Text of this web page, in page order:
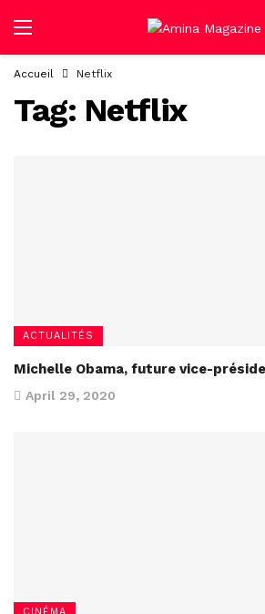
Accueil Netflix
Tag: Netflix
ACTUALITÉS
Michelle Obama, future vice-
April 29, 2020